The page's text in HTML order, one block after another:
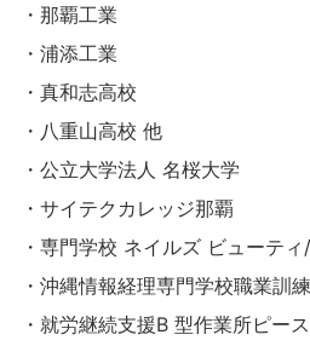
・那覇工業
・浦添工業
・真和志高校
・八重山高校 他
・公立大学法人 名桜大学
・サイテクカレッジ那覇
・専門学校 ネイルズ ビューテ
・沖縄情報経理専門学校職業訓練
・就労継続支援B 型作業所ピース